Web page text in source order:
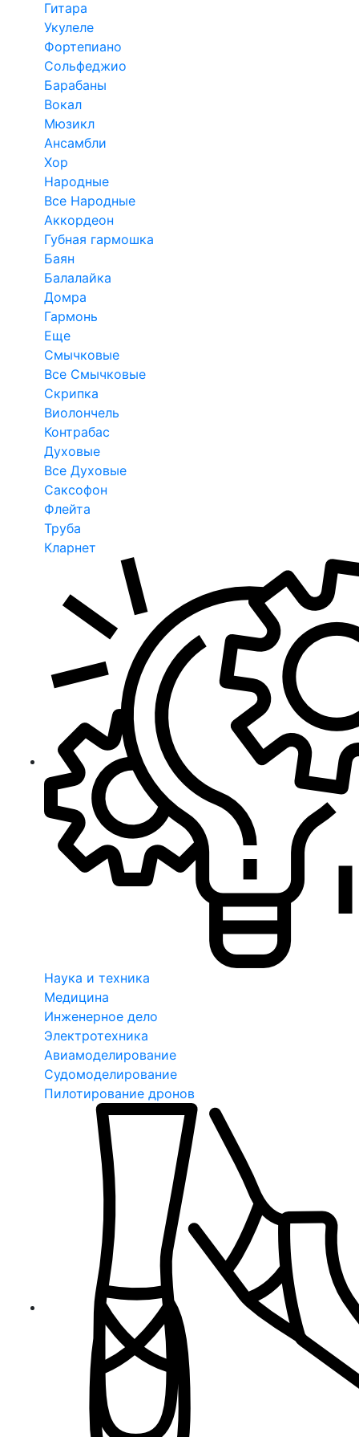
Гитара
Укулеле
Фортепиано
Сольфеджио
Барабаны
Вокал
Мюзикл
Ансамбли
Хор
Народные
Все Народные
Аккордеон
Губная гармошка
Баян
Балалайка
Домра
Гармонь
Еще
Смычковые
Все Смычковые
Скрипка
Виолончель
Контрабас
Духовые
Все Духовые
Саксофон
Флейта
Труба
Кларнет
Наука и техника
Медицина
Инженерное дело
Электротехника
Авиамоделирование
Судомоделирование
Пилотирование дронов